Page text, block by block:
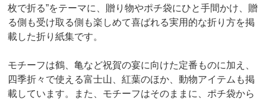
枚で折る”をテーマに、贈り物やポチ袋にひと手間かけ、贈
る側も受け取る側も楽しめて喜ばれる実用的な折り方を掲
載した折り紙集です。
モチーフは鶴、亀など祝賀の宴に向けた定番ものに加え、
四季折々で使える富士山、紅葉のほか、動物アイテムも掲
載しています。また、モチーフはそのままに、ポチ袋から